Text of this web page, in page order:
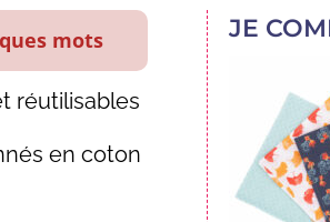
mots
réutilisables
en coton
JE
AJOUTER AU CHARIOT
/
Profitez de
première